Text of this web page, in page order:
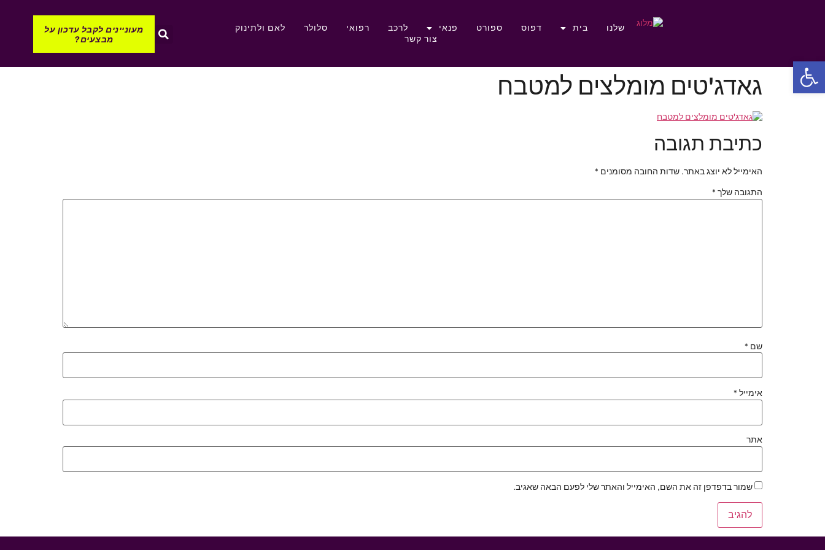
פתח סרגל נגישות
שלנו בית דפוס ספורט פנאי לרכב רפואי סלולר
לאם ולתינוק
צור קשר
מעוניינים לקבל עדכון על
מבצעים?
גאדג'טים מומלצים למטבח
כתיבת תגובה
האימייל לא יוצג באתר. שדות החובה מסומנים *
התגובה שלך *
שם *
אימייל *
אתר
שמור בדפדפן זה את השם, האימייל והאתר שלי לפעם הבאה שאגיב.